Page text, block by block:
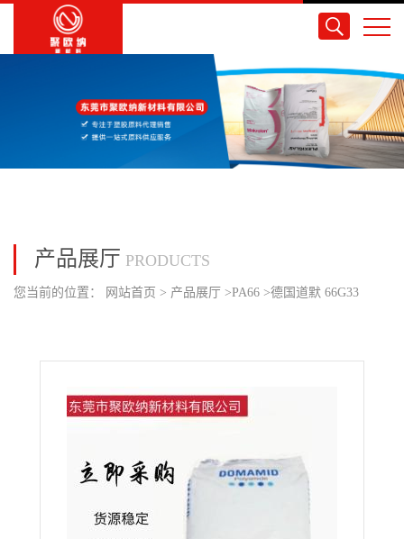
产品展厅 PRODUCTS
您当前的位置： 网站首页 > 产品展厅 >PA66 >德国道默 66G33